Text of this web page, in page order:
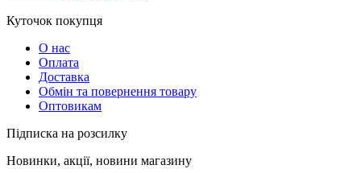
Куточок покупця
О нас
Оплата
Доставка
Обмін та повернення товару
Оптовикам
Підписка на розсилку
Новинки, акції, новини магазину